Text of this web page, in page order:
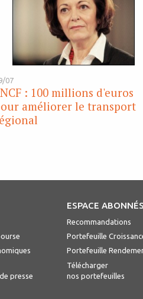
07
: 100 millions d'euros
améliorer le transport
presse
ESPACE
Recommandations
Portefeuille
Portefeuille
Télécharger
nos portefeuilles